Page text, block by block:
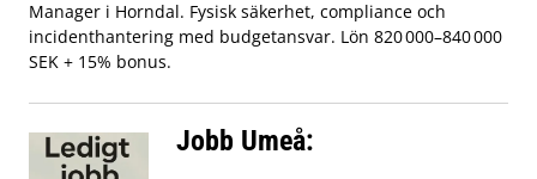
Manager i Horndal. Fysisk säkerhet, compliance och
incidenthantering med budgetansvar. Lön 820 000–840 000
SEK + 15% bonus.
Jobb Umeå: